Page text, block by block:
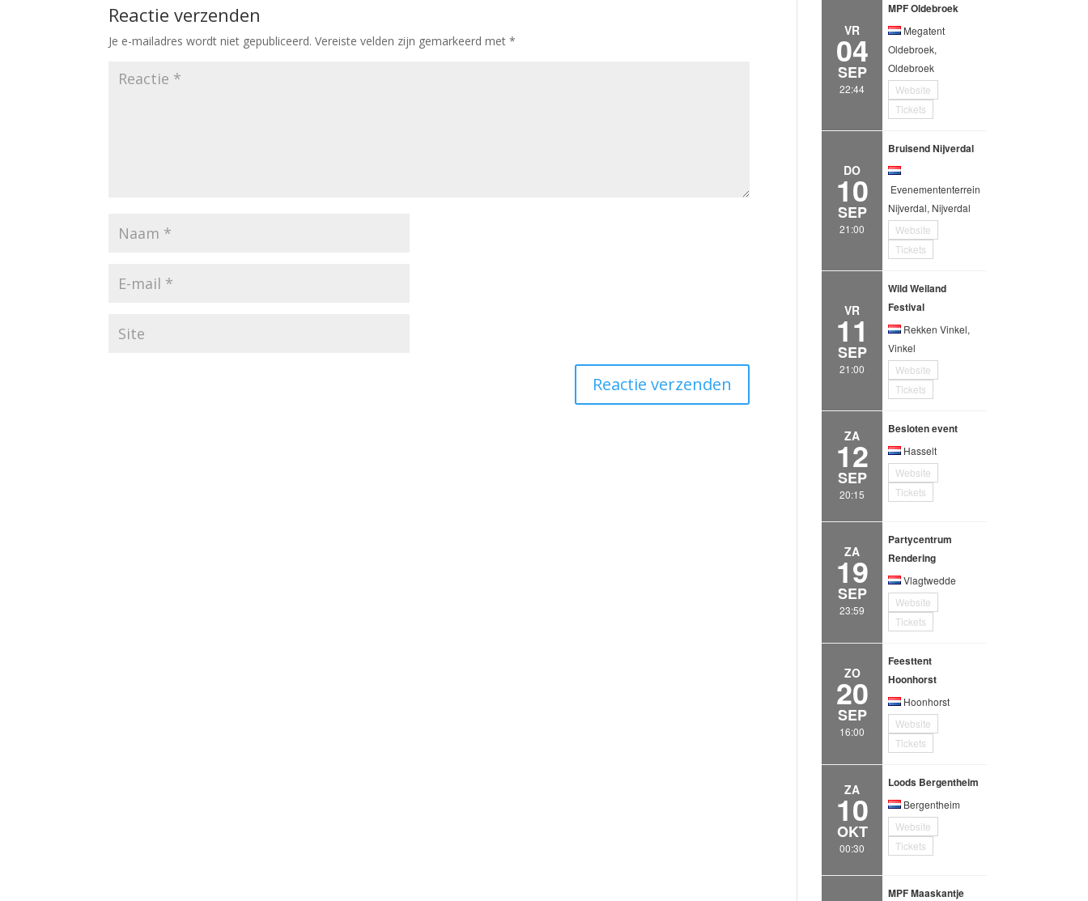
Reactie verzenden
Je e-mailadres wordt niet gepubliceerd. Vereiste velden zijn gemarkeerd met*
VR
04
SEP
22:44
MPF Oldebroek
Megatent
Oldebroek,
Oldebroek
Website
Tickets
DO
10
SEP
21:00
Bruisend Nijverdal
Evenemententerrein
Nijverdal, Nijverdal
Website
Tickets
VR
11
SEP
21:00
Wild Weiland
Festival
Rekken Vinkel,
Vinkel
Website
Tickets
ZA
12
SEP
20:15
Besloten event
Hasselt
Website
Tickets
ZA
19
SEP
23:59
Partycentrum
Rendering
Vlagtwedde
Website
Tickets
ZO
20
SEP
16:00
Feesttent
Hoonhorst
Hoonhorst
Website
Tickets
ZA
10
OKT
00:30
Loods Bergentheim
Bergentheim
Website
Tickets
MPF Maaskantje